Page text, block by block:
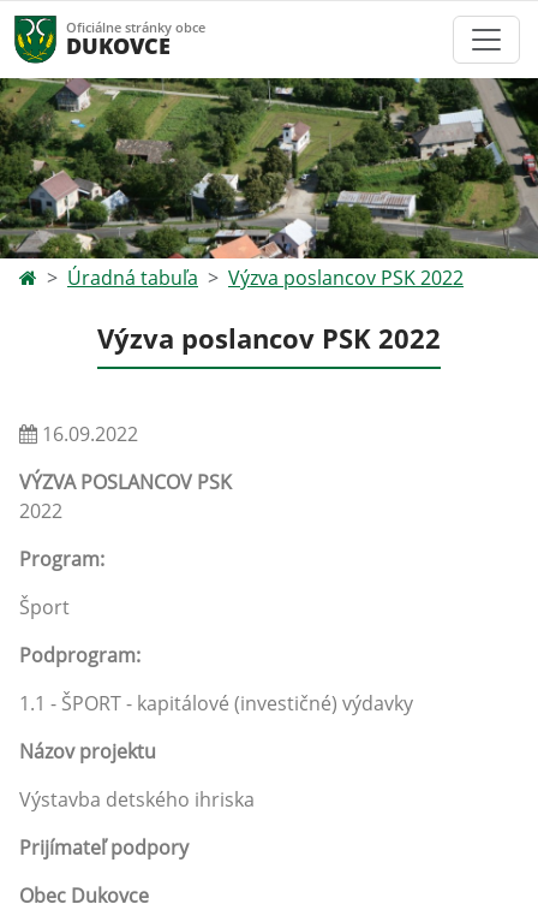
Oficiálne stránky obce
DUKOVCE
Úradná tabuľa Výzva poslancov PSK 2022
Výzva poslancov PSK 2022
16.09.2022
VÝZVAPOSLANCOV PSK
2022
Program:
Šport
Podprogram:
1.1 - ŠPORT - kapitálové (investičné) výdavky
Názov projektu
Výstavba detského ihriska
Prijímateľ podpory
Obec Dukovce